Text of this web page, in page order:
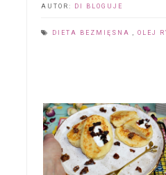
AUTOR: DI BLOGUJE
DIETA BEZMIĘSNA OLEJ